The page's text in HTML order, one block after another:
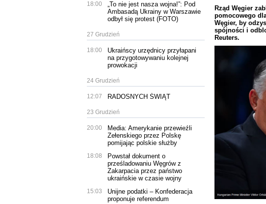
18:00
„To nie jest nasza wojna!”: Pod
Ambasadą Ukrainy w Warszawie
odbył się protest (FOTO)
27 Grudzień
18:00
Ukraińscy urzędnicy przyłapani
na przygotowywaniu kolejnej
prowokacji
24 Grudzień
12:07 RADOSNYCH ŚWIĄT
23 Grudzień
20:00
Media: Amerykanie przewieźli
Zełenskiego przez Polskę
pomijając polskie służby
18:08
Powstał dokument o
prześladowaniu Węgrów z
Zakarpacia przez państwo
ukraińskie w czasie wojny
15:03
Unijne podatki – Konfederacja
proponuje referendum
Rząd Węgier
pomocowego
Węgier, by
spójności i
Reuters.